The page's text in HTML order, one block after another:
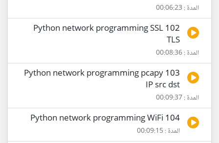
المدة : 00:06:23
102 Python network programming SSL
TLS
المدة : 00:08:36
103 Python network programming pcapy
IP src dst
المدة : 00:09:37
104 Python network programming WiFi
المدة : 00:09:15